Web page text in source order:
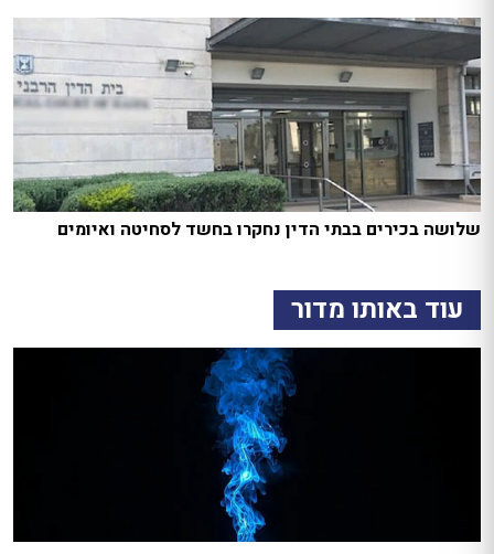
שלושה בכירים בבתי הדין נחקרו בחשד לסחיטה ואיומים
עוד באותו מדור